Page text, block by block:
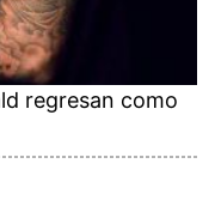
regresan como